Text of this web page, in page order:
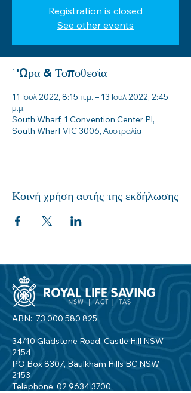
Registration is closed
See other events
΄'Ωρα & Τοποθεσία
11 Ιουλ 2022, 8:15 π.μ. – 13 Ιουλ 2022, 2:45
μ.μ.
South Wharf, 1 Convention Center Pl,
South Wharf VIC 3006, Αυστραλία
Κοινή χρήση αυτής της εκδήλωσης
ABN: 73 000 580 825
34/10 Gladstone Road, Castle Hill NSW
2154
PO Box 8307, Baulkham Hills BC NSW
2153
Telephone: 02 9634 3700